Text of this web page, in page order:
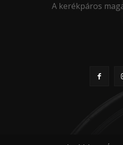
A kerékpáros